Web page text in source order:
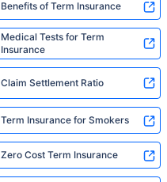
Benefits of Term Insurance
Medical Tests for Term
Insurance
Claim Settlement Ratio
Term Insurance for Smokers
Zero Cost Term Insurance